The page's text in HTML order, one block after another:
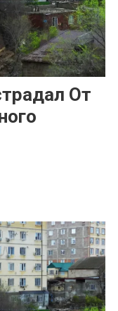
От